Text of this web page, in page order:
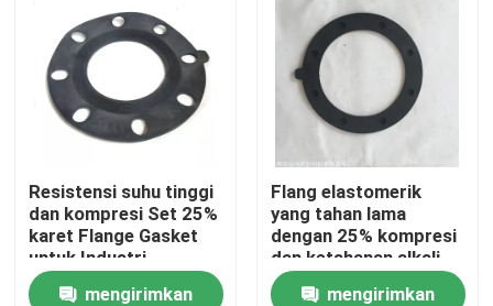
Rumah
Resistensi suhu tinggi
dan kompresi Set 25%
karet Flange Gasket
untuk Industri
mengirimkan
Flang elastomerik
yang tahan lama
dengan 25% kompresi
dan ketahanan alkali
yang sangat baik
mengirimkan